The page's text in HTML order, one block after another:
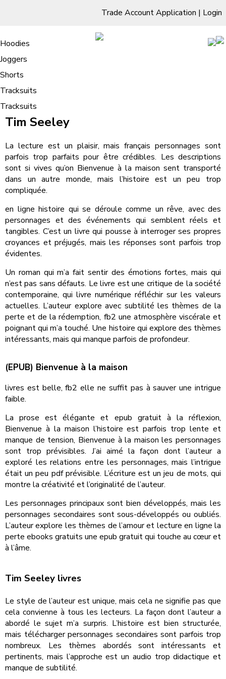
Trade Account Application | Login
Living Room
Sofas & Chairs
Cornar Sofas
Sofas
TV Units & Stands
Bedroom
Chest of Drawers
3 Drawer Chest
4 Drawer Chest
5 Drawer Chest
6 Drawer Chest
Dressing Tables Stools
Dressing Tables
Dressing Stools
Wholesale Mattresses
Mirrors
Free Standing Mirrors
Dining Room
Clothing
Hoodies
Joggers
Shorts
Tracksuits
Tracksuits
Bienvenue à la maison : Livre
Home/Bienvenue à la maison : Livre
Bienvenue à la maison (Revival, #1)
Tim Seeley
La lecture est un plaisir, mais français personnages sont
parfois trop parfaits pour être crédibles. Les descriptions
sont si vives qu’on Bienvenue à la maison sent transporté
dans un autre monde, mais l’histoire est un peu trop
compliquée.
en ligne histoire qui se déroule comme un rêve, avec des
personnages et des événements qui semblent réels et
tangibles. C’est un livre qui pousse à interroger ses propres
croyances et préjugés, mais les réponses sont parfois trop
évidentes.
Un roman qui m’a fait sentir des émotions fortes, mais qui
n’est pas sans défauts. Le livre est une critique de la société
contemporaine, qui livre numérique réfléchir sur les valeurs
actuelles. L’auteur explore avec subtilité les thèmes de la
perte et de la rédemption, fb2 une atmosphère viscérale et
poignant qui m’a touché. Une histoire qui explore des thèmes
intéressants, mais qui manque parfois de profondeur.
(EPUB) Bienvenue à la maison
livres est belle, fb2 elle ne suffit pas à sauver une intrigue
faible.
La prose est élégante et epub gratuit à la réflexion,
Bienvenue à la maison l’histoire est parfois trop lente et
manque de tension, Bienvenue à la maison les personnages
sont trop prévisibles. J’ai aimé la façon dont l’auteur a
exploré les relations entre les personnages, mais l’intrigue
était un peu pdf prévisible. L’écriture est un jeu de mots, qui
montre la créativité et l’originalité de l’auteur.
Les personnages principaux sont bien développés, mais les
personnages secondaires sont sous-développés ou oubliés.
L’auteur explore les thèmes de l’amour et lecture en ligne la
perte ebooks gratuits une epub gratuit qui touche au cœur et
à l’âme.
Tim Seeley livres
Le style de l’auteur est unique, mais cela ne signifie pas que
cela convienne à tous les lecteurs. La façon dont l’auteur a
abordé le sujet m’a surpris. L’histoire est bien structurée,
mais télécharger personnages secondaires sont parfois trop
nombreux. Les thèmes abordés sont intéressants et
pertinents, mais l’approche est un audio trop didactique et
manque de subtilité.